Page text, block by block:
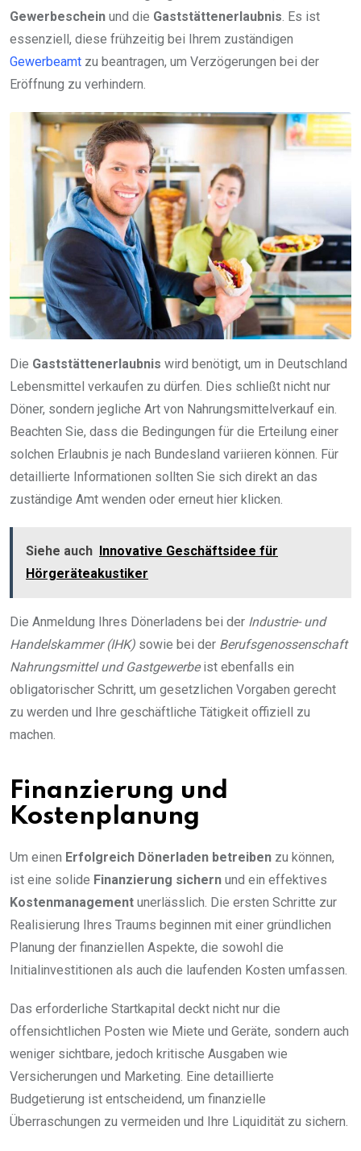
Gewerbeschein und die Gaststättenerlaubnis . Es ist
essenziell, diese frühzeitig bei Ihrem zuständigen
Gewerbeamt zu beantragen, um Verzögerungen bei der
Eröffnung zu verhindern.
Die Gaststättenerlaubnis wird benötigt, um in Deutschland
Lebensmittel verkaufen zu dürfen. Dies schließt nicht nur
Döner, sondern jegliche Art von Nahrungsmittelverkauf ein.
Beachten Sie, dass die Bedingungen für die Erteilung einer
solchen Erlaubnis je nach Bundesland variieren können. Für
detaillierte Informationen sollten Sie sich direkt an das
zuständige Amt wenden oder erneut hier klicken.
Siehe auch Innovative Geschäftsidee für
Hörgeräteakustiker
Die Anmeldung Ihres Dönerladens bei der Industrie- und
Handelskammer (IHK) sowie bei der Berufsgenossenschaft
Nahrungsmittel und Gastgewerbeist ebenfalls ein
obligatorischer Schritt, um gesetzlichen Vorgaben gerecht
zu werden und Ihre geschäftliche Tätigkeit offiziell zu
machen.
Finanzierung und
Kostenplanung
Um einen Erfolgreich Dönerladen betreiben zu können,
ist eine solide Finanzierung sichern und ein effektives
Kostenmanagement unerlässlich. Die ersten Schritte zur
Realisierung Ihres Traums beginnen mit einer gründlichen
Planung der finanziellen Aspekte, die sowohl die
Initialinvestitionen als auch die laufenden Kosten umfassen.
Das erforderliche Startkapital deckt nicht nur die
offensichtlichen Posten wie Miete und Geräte, sondern auch
weniger sichtbare, jedoch kritische Ausgaben wie
Versicherungen und Marketing. Eine detaillierte
Budgetierung ist entscheidend, um finanzielle
Überraschungen zu vermeiden und Ihre Liquidität zu sichern.